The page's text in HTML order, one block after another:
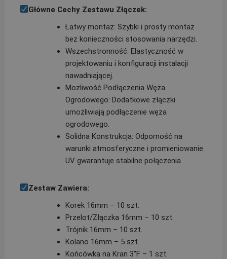
Główne Cechy Zestawu Złączek:
Łatwy montaż: Szybki i prosty montaż
bez konieczności stosowania narzędzi.
Wszechstronność: Elastyczność w
projektowaniu i konfiguracji instalacji
nawadniającej.
Możliwość Podłączenia Węża
Ogrodowego: Dodatkowe złączki
umożliwiają podłączenie węża
ogrodowego.
Solidna Konstrukcja: Odporność na
warunki atmosferyczne i promieniowanie
UV gwarantuje stabilne połączenia.
Zestaw Zawiera:
Korek 16mm – 10 szt.
Przelot/Złączka 16mm – 10 szt.
Trójnik 16mm – 10 szt.
Kolano 16mm – 5 szt.
Końcówka na Kran 3”F – 1 szt.